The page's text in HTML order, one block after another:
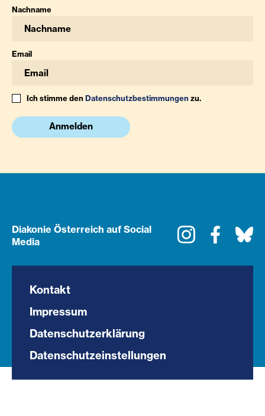
Nachname
Email
Ich stimme denDatenschutzbestimmungenzu.
Anmelden
Diakonie Österreich auf Social
Media
Instagram
Kontakt
Impressum
Datenschutzerklärung
Datenschutzeinstellungen